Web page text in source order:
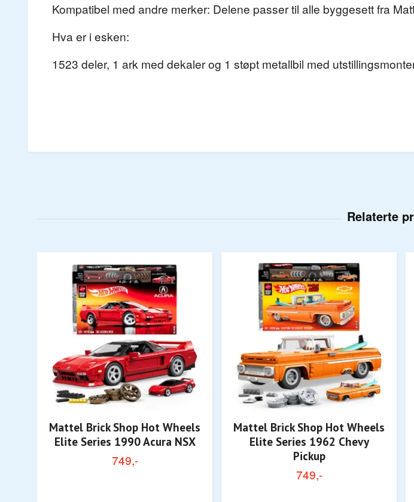
Kompatibel med andre merker: Delene passer til alle byggesett fra
Hva er i esken:
1523 deler, 1 ark med dekaler og 1 støpt metallbil med
Mattel Brick Shop Hot Wheels
Elite Series 1990 Acura NSX
749,-
Mattel Brick Shop Hot Wheels
Elite Series 1962 Chevy
Pickup
749,-